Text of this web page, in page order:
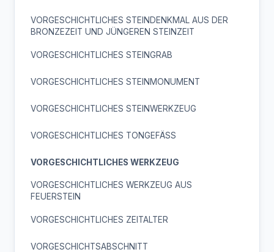
VORGESCHICHTLICHES STEINDENKMAL AUS DER
BRONZEZEIT UND JÜNGEREN STEINZEIT
VORGESCHICHTLICHES STEINGRAB
VORGESCHICHTLICHES STEINMONUMENT
VORGESCHICHTLICHES STEINWERKZEUG
VORGESCHICHTLICHES TONGEFÄSS
VORGESCHICHTLICHES WERKZEUG
VORGESCHICHTLICHES WERKZEUG AUS
FEUERSTEIN
VORGESCHICHTLICHES ZEITALTER
VORGESCHICHTSABSCHNITT